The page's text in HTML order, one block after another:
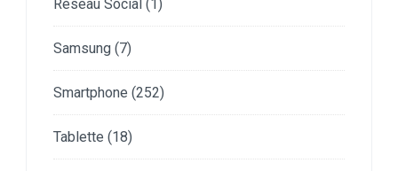
Réseau Social (1)
Samsung (7)
Smartphone (252)
Tablette (18)